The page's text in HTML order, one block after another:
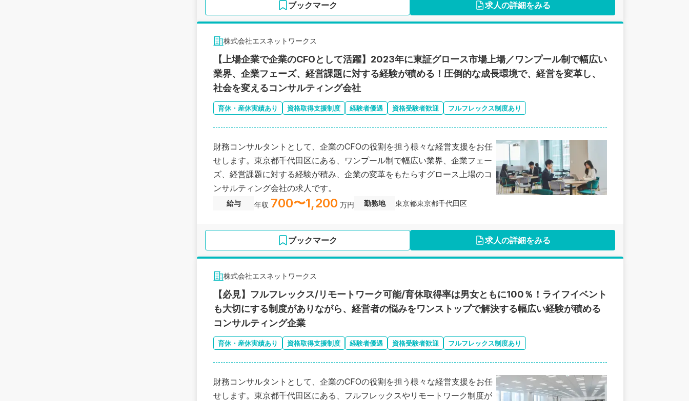
ブックマーク 求人の詳細をみる
株式会社エスネットワークス
【上場企業で企業のCFOとして活躍】2023年に東証グロース市場上場／ワンプール制で幅広い
業界、企業フェーズ、経営課題に対する経験が積める！圧倒的な成長環境で、経営を変革し、
社会を変えるコンサルティング会社
育休・産休実績あり 資格取得支援制度 経験者優遇 資格受験者歓迎 フルフレックス制度あり
財務コンサルタントとして、企業のCFOの役割を担う様々な経営支援をお任
せします。東京都千代田区にある、ワンプール制で幅広い業界、企業フェー
ズ、経営課題に対する経験が積み、企業の変革をもたらすグロース上場のコ
ンサルティング会社の求人です。
給与 年収 700〜1,200 万円 勤務地 東京都東京都千代田区
ブックマーク 求人の詳細をみる
株式会社エスネットワークス
【必見】フルフレックス/リモートワーク可能/育休取得率は男女ともに100％！ライフイベント
も大切にする制度がありながら、経営者の悩みをワンストップで解決する幅広い経験が積める
コンサルティング企業
育休・産休実績あり 資格取得支援制度 経験者優遇 資格受験者歓迎 フルフレックス制度あり
財務コンサルタントとして、企業のCFOの役割を担う様々な経営支援をお任
せします。東京都千代田区にある、フルフレックスやリモートワーク制度が